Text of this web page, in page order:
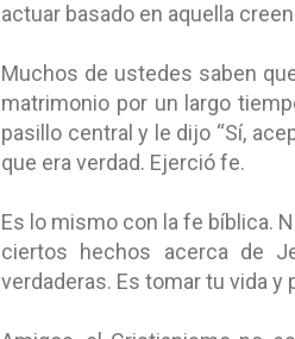
actuar basado en aquella
Muchos de ustedes saben
matrimonio por un largo
pasillo central y le dijo “Sí,
que era verdad. Ejerció fe.
Es lo mismo con la fe bíblica.
ciertos hechos acerca de
verdaderas. Es tomar tu vida